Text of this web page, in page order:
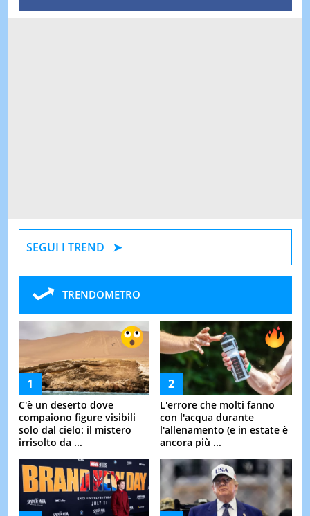
SEGUI I TREND
TRENDOMETRO
C'è un deserto dove
compaiono figure visibili
solo dal cielo: il mistero
irrisolto da ...
L'errore che molti fanno
con l'acqua durante
l'allenamento (e in estate è
ancora più ...